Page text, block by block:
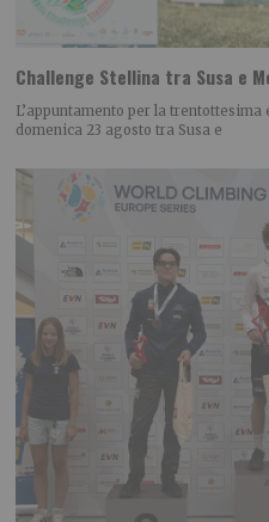
Challenge Stellina tra Susa e
L’appuntamento per la
domenica 23 agosto tra Susa e